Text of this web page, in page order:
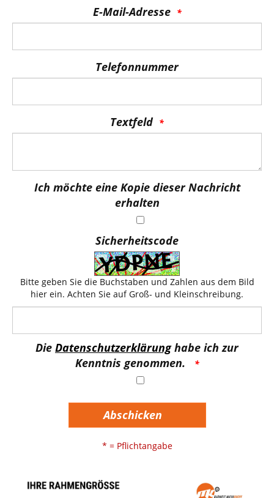
E-Mail-Adresse
Telefonnummer
Textfeld
Ich möchte eine Kopie dieser Nachricht
erhalten
Sicherheitscode
Bitte geben Sie die Buchstaben und Zahlen aus dem Bild
hier ein. Achten Sie auf Groß- und Kleinschreibung.
Die Datenschutzerklärunghabe ich zur
Kenntnis genommen.
Abschicken
* = Pflichtangabe